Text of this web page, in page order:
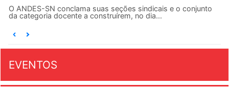
O ANDES-SN conclama suas seções sindicais e o conjunto
da categoria docente a construírem, no dia...
EVENTOS